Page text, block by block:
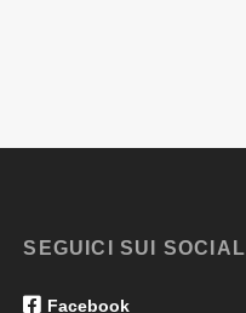
SEGUICI SUI SOCIAL
Facebook